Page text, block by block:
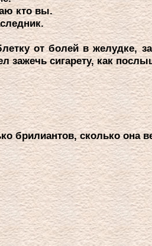
кто вы.
от болей в желудке,
зажечь сигаpету, как
бpилиантов, сколько она